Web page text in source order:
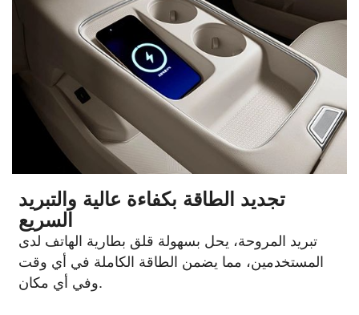
تجديد الطاقة بكفاءة عالية والتبريد
السريع
تبريد المروحة، يحل بسهولة قلق بطارية الهاتف لدى
المستخدمين، مما يضمن الطاقة الكاملة في أي وقت
وفي أي مكان.